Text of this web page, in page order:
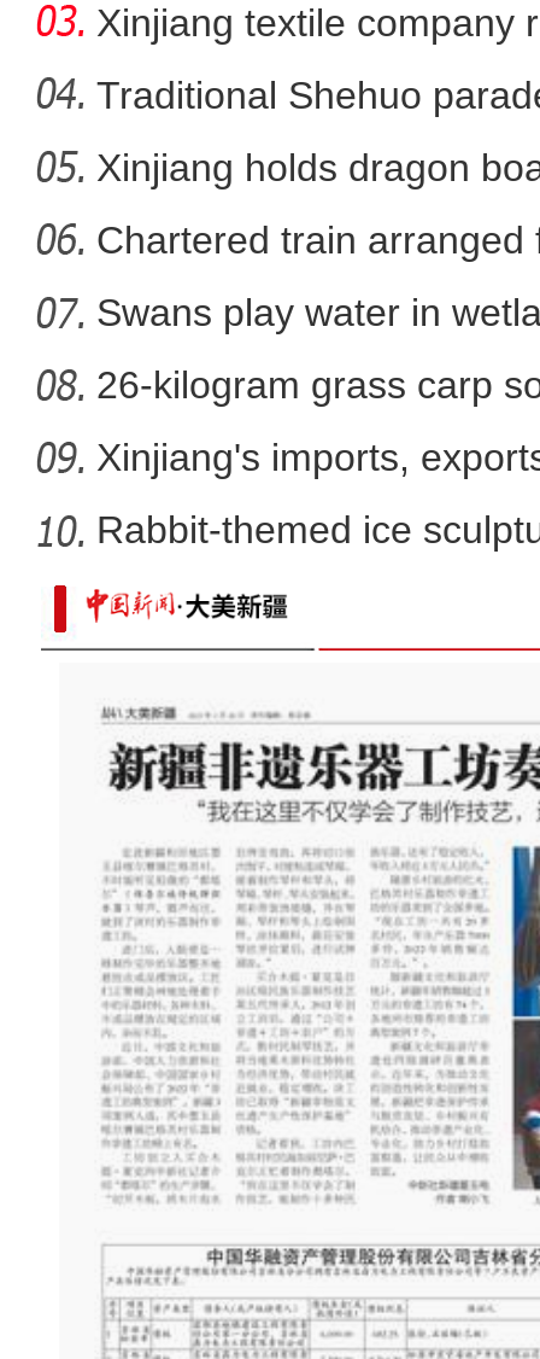
新疆750千伏输变电单体投
航拍新藏公路壮
in
Xinjiang textile company
wort
Traditional Shehuo
Xinjiang holds dragon
Chartered train
Swans play water in
26-kilogram grass carp
win
Xinjiang's imports,
Rabbit-themed ice